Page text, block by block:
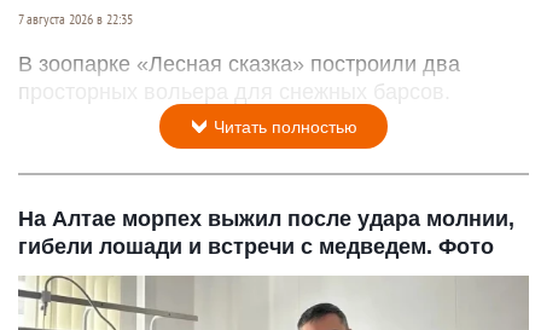
7 августа 2026 в 22:35
В зоопарке «Лесная сказка» построили два
просторных вольера для снежных барсов.
Читать полностью
На Алтае морпех выжил после удара молнии,
гибели лошади и встречи с медведем. Фото